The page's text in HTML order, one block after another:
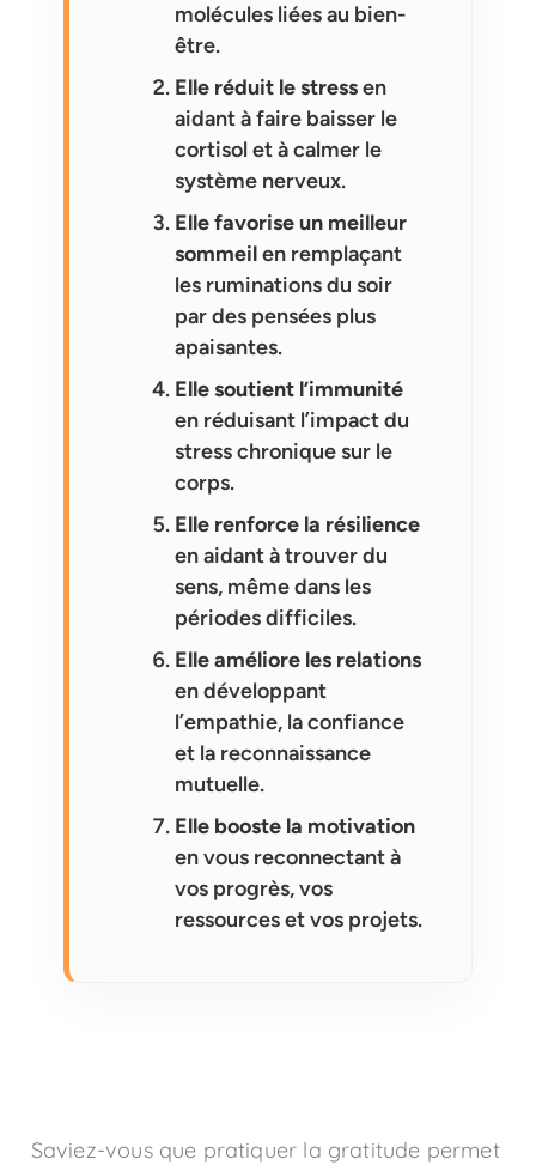
molécules liées au bien-
être.
Elle réduit le stressen
aidant à faire baisser le
cortisol et à calmer le
système nerveux.
Elle favorise un meilleur
sommeilen remplaçant
les ruminations du soir
par des pensées plus
apaisantes.
Elle soutient l’immunité
en réduisant l’impact du
stress chronique sur le
corps.
Elle renforce la résilience
en aidant à trouver du
sens, même dans les
périodes difficiles.
Elle améliore les relations
en développant
l’empathie, la confiance
et la reconnaissance
mutuelle.
Elle booste la motivation
en vous reconnectant à
vos progrès, vos
ressources et vos projets.
Saviez-vous que pratiquer la gratitude permet